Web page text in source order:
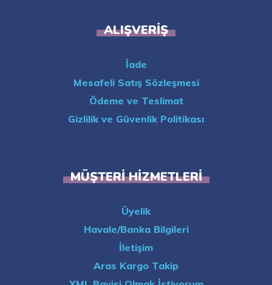
ALIŞVERIŞ
İade
Mesafeli Satış Sözleşmesi
Ödeme ve Teslimat
Gizlilik ve Güvenlik Politikası
MÜŞTERI HIZMETLERI
Üyelik
Havale/Banka Bilgileri
İletişim
Aras Kargo Takip